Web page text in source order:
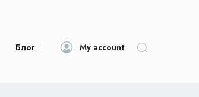
Блог My account